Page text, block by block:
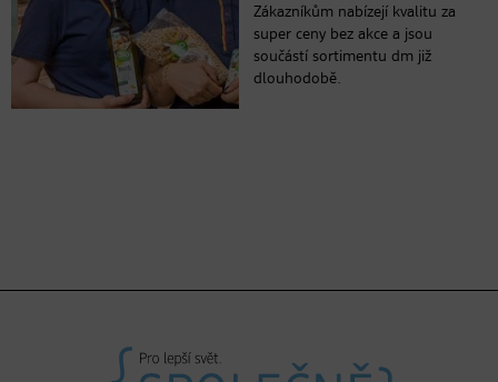
Zákazníkům nabízejí kvalitu za
super ceny bez akce a jsou
součástí sortimentu dm již
dlouhodobě.